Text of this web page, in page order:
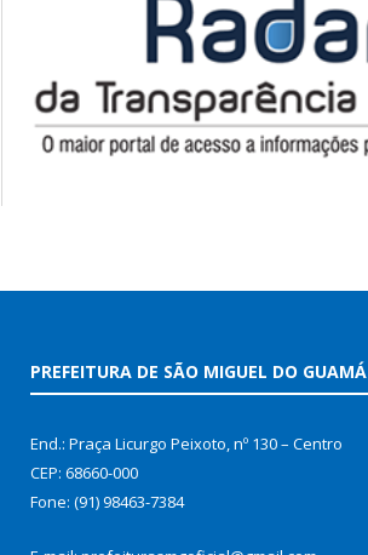
PREFEITURA DE SÃO MIGUEL DO GUAMÁ
End.: Praça Licurgo Peixoto, nº 130 – Centro
CEP: 68660-000
Fone: (91) 98463-7384